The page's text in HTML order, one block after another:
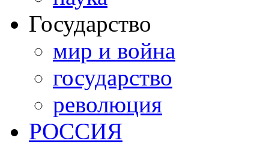
Государство
мир и война
государство
революция
РОССИЯ